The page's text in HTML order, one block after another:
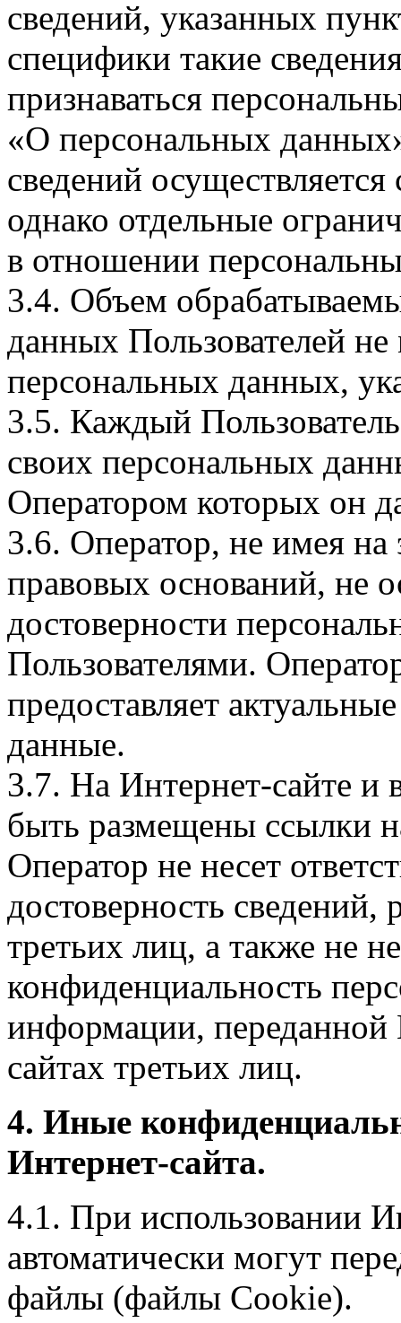
сведений, указанных
специфики такие
признаваться
«О персональных
сведений
однако отдельные
в отношении
3.4. Объем
данных Пользователей
персональных данных,
3.5. Каждый
своих персональных
Оператором которых он
3.6. Оператор, не имея
правовых оснований, не
достоверности
Пользователями.
предоставляет
данные.
3.7. На Интернет-сайте
быть размещены ссылки
Оператор не несет
достоверность
третьих лиц, а также не
конфиденциальность
информации, переданной
сайтах третьих лиц.
4. Иные
Интернет-сайта.
4.1. При использовании
автоматически могут
файлы (файлы Cookie).